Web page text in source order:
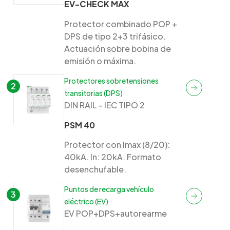
EV-CHECK MAX
Protector combinado POP +
DPS de tipo 2+3 trifásico.
Actuación sobre bobina de
emisión o máxima.
2
Protectores sobretensiones
transitorias (DPS)
DIN RAIL – IEC TIPO 2
PSM 40
Protector con Imax (8/20):
40kA. In: 20kA. Formato
desenchufable.
3
Puntos de recarga vehículo
eléctrico (EV)
EV POP+DPS+autorearme